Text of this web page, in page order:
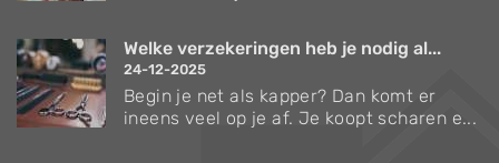
Welke verzekeringen heb je nodig al...
24-12-2025
Begin je net als kapper? Dan komt er
ineens veel op je af. Je koopt scharen e...